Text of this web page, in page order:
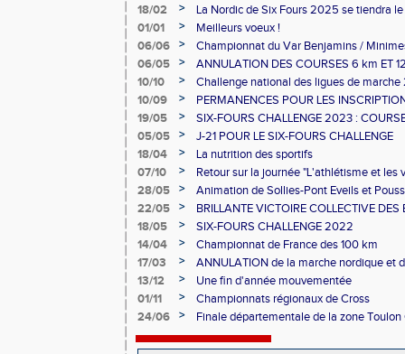
18/02
>
La Nordic de Six Fours 2025 se tiendra
01/01
>
Meilleurs voeux !
06/06
>
Championnat du Var Benjamins /
06/05
>
ANNULATION DES COURSES 6 km ET
CHALLENGE
10/10 >
Challenge national des ligues de
10/09
>
PERMANENCES POUR LES
19/05
>
SIX-FOURS CHALLENGE 2023 :
ACTIVITES DU 27 MAINTENUES
05/05 >
J-21 POUR LE SIX-FOURS CHALLENGE
18/04
>
La nutrition des sportifs
07/10
>
Retour sur la journée "L'athlétisme et les
28/05
>
Animation de Sollies-Pont Eveils et
22/05
>
BRILLANTE VICTOIRE COLLECTIVE
ATHLE
18/05 >
SIX-FOURS CHALLENGE 2022
14/04
>
Championnat de France des 100 km
17/03
>
ANNULATION de la marche nordique et
initialement le 20 mars
13/12 >
Une fin d'année mouvementée
01/11
>
Championnats régionaux de Cross
24/06
>
Finale départementale de la zone